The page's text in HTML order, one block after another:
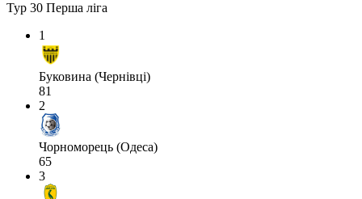
Тур 30 Перша ліга
1
Буковина (Чернівці)
81
2
Чорноморець (Одеса)
65
3